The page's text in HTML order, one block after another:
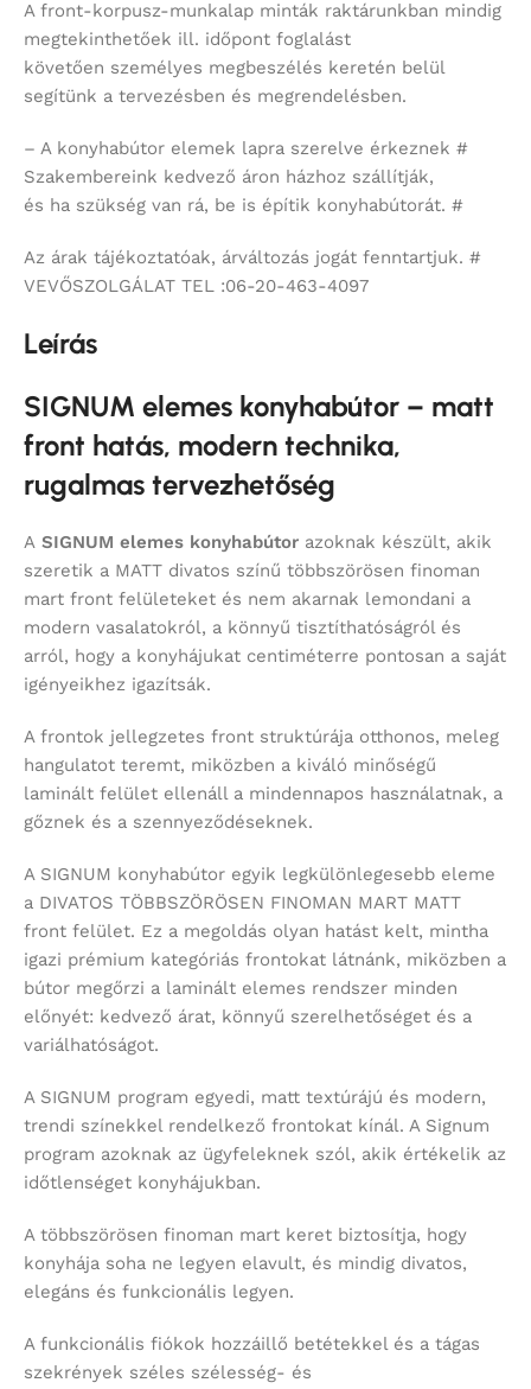
A front-korpusz-munkalap minták raktárunkban mindig
megtekinthetőek ill. időpont foglalást
követően személyes megbeszélés keretén belül
segítünk a tervezésben és megrendelésben.
– A konyhabútor elemek lapra szerelve érkeznek #
Szakembereink kedvező áron házhoz szállítják,
és ha szükség van rá, be is építik konyhabútorát. #
Az árak tájékoztatóak, árváltozás jogát fenntartjuk. #
VEVŐSZOLGÁLAT TEL :06-20-463-4097
Leírás
SIGNUM elemes konyhabútor – matt
front hatás, modern technika,
rugalmas tervezhetőség
A SIGNUM elemes konyhabútor azoknak készült, akik
szeretik a MATT divatos színű többszörösen finoman
mart front felületeket és nem akarnak lemondani a
modern vasalatokról, a könnyű tisztíthatóságról és
arról, hogy a konyhájukat centiméterre pontosan a saját
igényeikhez igazítsák.
A frontok jellegzetes front struktúrája otthonos, meleg
hangulatot teremt, miközben a kiváló minőségű
laminált felület ellenáll a mindennapos használatnak, a
gőznek és a szennyeződéseknek.
A SIGNUM konyhabútor egyik legkülönlegesebb eleme
a DIVATOS TÖBBSZÖRÖSEN FINOMAN MART MATT
front felület. Ez a megoldás olyan hatást kelt, mintha
igazi prémium kategóriás frontokat látnánk, miközben a
bútor megőrzi a laminált elemes rendszer minden
előnyét: kedvező árat, könnyű szerelhetőséget és a
variálhatóságot.
A SIGNUM program egyedi, matt textúrájú és modern,
trendi színekkel rendelkező frontokat kínál. A Signum
program azoknak az ügyfeleknek szól, akik értékelik az
időtlenséget konyhájukban.
A többszörösen finoman mart keret biztosítja, hogy
konyhája soha ne legyen elavult, és mindig divatos,
elegáns és funkcionális legyen.
A funkcionális fiókok hozzáillő betétekkel és a tágas
szekrények széles szélesség- és